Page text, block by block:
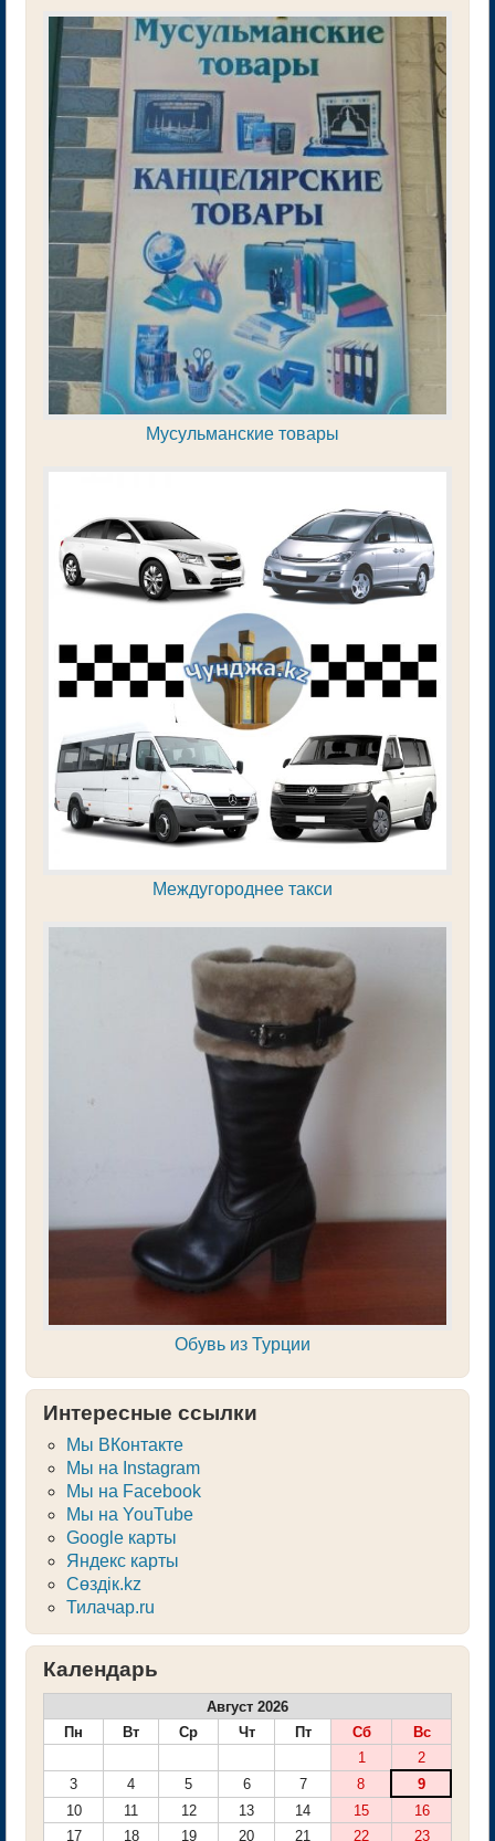
Мусульманские товары
Междугороднее такси
Обувь из Турции
Интересные ссылки
Мы ВКонтакте
Мы на Instagram
Мы на Facebook
Мы на YouTube
Google карты
Яндекс карты
Сөздік.kz
Тилачар.ru
Календарь
Август 2026
Пн
Вт Ср Чт Пт Сб
Вс
1
2
3
4 5 6 7 8
9
10
11 12 13 14 15
16
17
18 19 20 21 22 23